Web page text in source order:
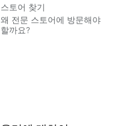
스토어 찾기
왜 전문 스토어에 방문해야
할까요?